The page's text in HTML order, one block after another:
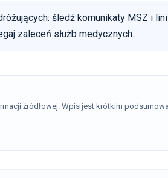
śledź komunikaty MSZ i
zaleceń służb medycznych.
źródłowej. Wpis jest krótkim